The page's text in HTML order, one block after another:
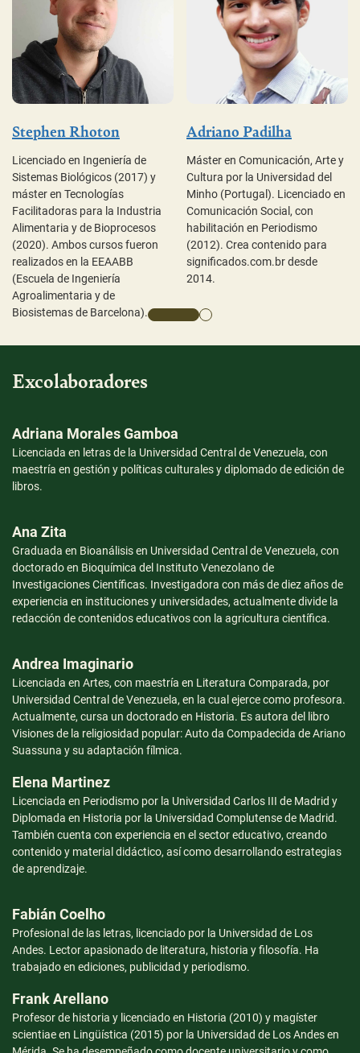
Stephen Rhoton
Licenciado en Ingeniería de
Sistemas Biológicos (2017) y
máster en Tecnologías
Facilitadoras para la Industria
Alimentaria y de Bioprocesos
(2020). Ambos cursos fueron
realizados en la EEAABB
(Escuela de Ingeniería
Agroalimentaria y de
Biosistemas de Barcelona).
Adriano Padilha
Máster en Comunicación, Arte y
Cultura por la Universidad del
Minho (Portugal). Licenciado en
Comunicación Social, con
habilitación en Periodismo
(2012). Crea contenido para
significados.com.br desde
2014.
Excolaboradores
Adriana Morales Gamboa
Licenciada en letras de la Universidad Central de Venezuela, con
maestría en gestión y políticas culturales y diplomado de edición de
libros.
Ana Zita
Graduada en Bioanálisis en Universidad Central de Venezuela, con
doctorado en Bioquímica del Instituto Venezolano de
Investigaciones Científicas. Investigadora con más de diez años de
experiencia en instituciones y universidades, actualmente divide la
redacción de contenidos educativos con la agricultura científica.
Andrea Imaginario
Licenciada en Artes, con maestría en Literatura Comparada, por
Universidad Central de Venezuela, en la cual ejerce como profesora.
Actualmente, cursa un doctorado en Historia. Es autora del libro
Visiones de la religiosidad popular: Auto da Compadecida de Ariano
Suassuna y su adaptación fílmica.
Elena Martinez
Licenciada en Periodismo por la Universidad Carlos III de Madrid y
Diplomada en Historia por la Universidad Complutense de Madrid.
También cuenta con experiencia en el sector educativo, creando
contenido y material didáctico, así como desarrollando estrategias
de aprendizaje.
Fabián Coelho
Profesional de las letras, licenciado por la Universidad de Los
Andes. Lector apasionado de literatura, historia y filosofía. Ha
trabajado en ediciones, publicidad y periodismo.
Frank Arellano
Profesor de historia y licenciado en Historia (2010) y magíster
scientiae en Lingüística (2015) por la Universidad de Los Andes en